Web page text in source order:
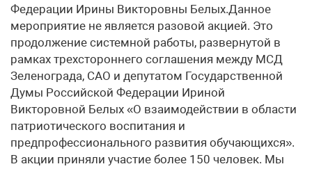
Федерации Ирины Викторовны Белых.Данное
мероприятие не является разовой акцией. Это
продолжение системной работы, развернутой в
рамках трехстороннего соглашения между МСД
Зеленограда, САО и депутатом Государственной
Думы Российской Федерации Ириной
Викторовной Белых «О взаимодействии в области
патриотического воспитания и
предпрофессионального развития обучающихся».
В акции приняли участие более 150 человек. Мы